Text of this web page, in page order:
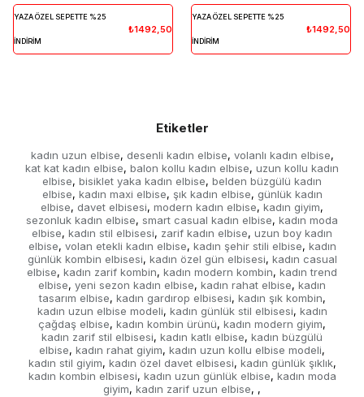
YAZA ÖZEL SEPETTE %25
İNDİRİM
₺1492,50
YAZA ÖZEL SEPETTE %25
İNDİRİM
₺1492,50
Etiketler
kadın uzun elbise, desenli kadın elbise, volanlı kadın elbise,
kat kat kadın elbise, balon kollu kadın elbise, uzun kollu kadın
elbise, bisiklet yaka kadın elbise, belden büzgülü kadın
elbise, kadın maxi elbise, şık kadın elbise, günlük kadın
elbise, davet elbisesi, modern kadın elbise, kadın giyim,
sezonluk kadın elbise, smart casual kadın elbise, kadın moda
elbise, kadın stil elbisesi, zarif kadın elbise, uzun boy kadın
elbise, volan etekli kadın elbise, kadın şehir stili elbise, kadın
günlük kombin elbisesi, kadın özel gün elbisesi, kadın casual
elbise, kadın zarif kombin, kadın modern kombin, kadın trend
elbise, yeni sezon kadın elbise, kadın rahat elbise, kadın
tasarım elbise, kadın gardırop elbisesi, kadın şık kombin,
kadın uzun elbise modeli, kadın günlük stil elbisesi, kadın
çağdaş elbise, kadın kombin ürünü, kadın modern giyim,
kadın zarif stil elbisesi, kadın katlı elbise, kadın büzgülü
elbise, kadın rahat giyim, kadın uzun kollu elbise modeli,
kadın stil giyim, kadın özel davet elbisesi, kadın günlük şıklık,
kadın kombin elbisesi, kadın uzun günlük elbise, kadın moda
giyim, kadın zarif uzun elbise, ,